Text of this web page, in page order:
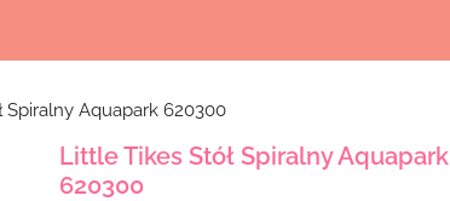
Aquapark 620300
Little Tikes Stół Spiralny Aquapark
620300